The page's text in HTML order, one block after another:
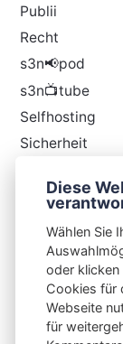
Publii
Recht
s3n📢pod
s3n📺tube
Selfhosting
Sicherheit
Thunderbird
Integrating
Diese
Wählen Sie
oder klicken
Cookies für
Webseite
für